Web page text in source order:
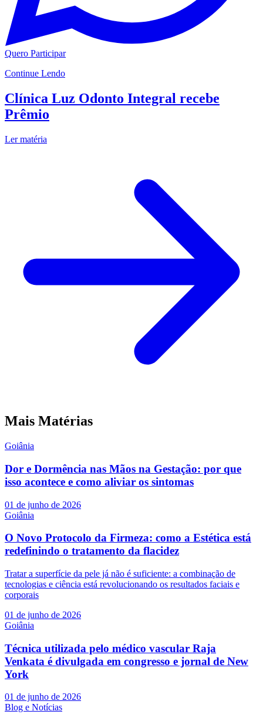
Quero Participar
Continue Lendo
Clínica Luz Odonto Integral recebe
Prêmio
Ler matéria
Mais Matérias
Goiânia
Dor e Dormência nas Mãos na Gestação: por que
isso acontece e como aliviar os sintomas
01 de junho de 2026
Goiânia
O Novo Protocolo da Firmeza: como a Estética está
redefinindo o tratamento da flacidez
Tratar a superfície da pele já não é suficiente: a combinação de
tecnologias e ciência está revolucionando os resultados faciais e
corporais
01 de junho de 2026
Goiânia
Técnica utilizada pelo médico vascular Raja
Venkata é divulgada em congresso e jornal de New
York
01 de junho de 2026
Blog e Notícias